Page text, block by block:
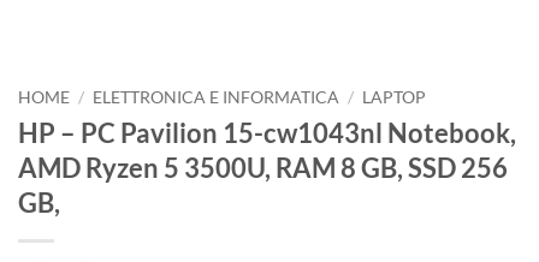
HOME / ELETTRONICA E INFORMATICA / LAPTOP
HP – PC Pavilion 15-cw1043nl Notebook,
AMD Ryzen 5 3500U, RAM 8 GB, SSD 256
GB,